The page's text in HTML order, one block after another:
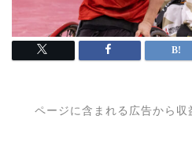
ページに含まれる広告から